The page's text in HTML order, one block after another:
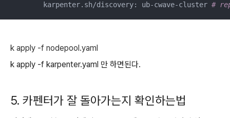
        karpenter.sh/discovery: ub-cwave-cluster
#
k apply -f nodepool.yaml
k apply -f karpenter.yaml 만 하면된다.
5. 카펜터가 잘 돌아가는지 확인하는법